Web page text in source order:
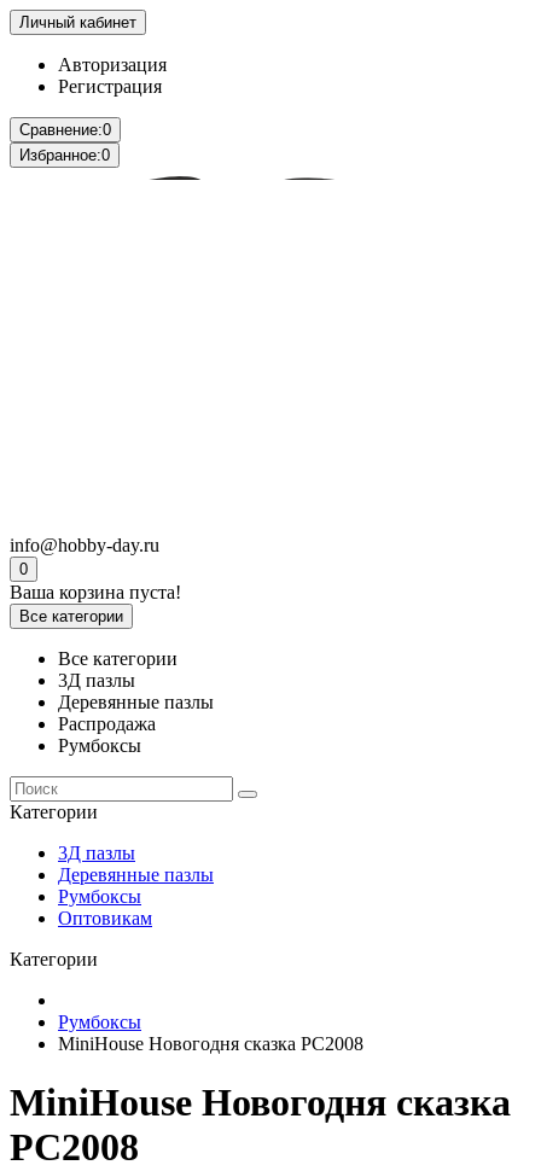
Личный кабинет
Авторизация
Регистрация
Сравнение:0
Избранное:0
info@hobby-day.ru
0
Ваша корзина пуста!
Все категории
Все категории
3Д пазлы
Деревянные пазлы
Распродажа
Румбоксы
Категории
3Д пазлы
Деревянные пазлы
Румбоксы
Оптовикам
Категории
Румбоксы
MiniHouse Новогодня сказка PC2008
MiniHouse Новогодня сказка
PC2008